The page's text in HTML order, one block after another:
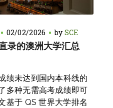
02/02/2026 by SCE
录的澳洲大学汇总
绩未达到国内本科线的
多种无需高考成绩即可
基于 QS 世界大学排名